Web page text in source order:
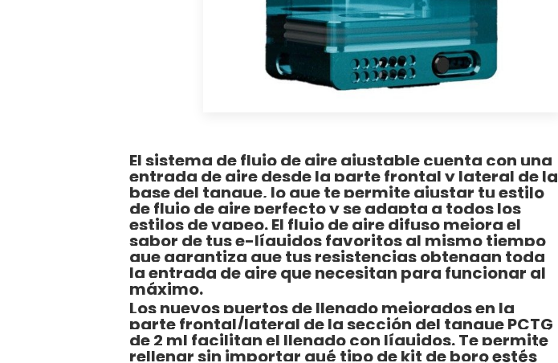
El sistema de flujo de aire ajustable cuenta con una
entrada de aire desde la parte frontal y lateral de la
base del tanque, lo que te permite ajustar tu estilo
de flujo de aire perfecto y se adapta a todos los
estilos de vapeo. El flujo de aire difuso mejora el
sabor de tus e-líquidos favoritos al mismo tiempo
que garantiza que tus resistencias obtengan toda
la entrada de aire que necesitan para funcionar al
máximo.
Los nuevos puertos de llenado mejorados en la
parte frontal/lateral de la sección del tanque PCTG
de 2 ml facilitan el llenado con líquidos. Te permite
rellenar sin importar qué tipo de kit de boro estés